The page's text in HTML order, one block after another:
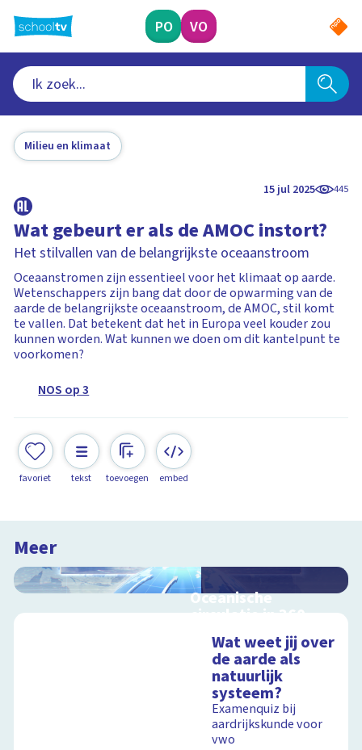
naar
hoofdinhoud
PO VO
Milieu en klimaat
15 jul 2025 445
Wat gebeurt er als de AMOC instort?
Het stilvallen van de belangrijkste oceaanstroom
Oceaanstromen zijn essentieel voor het klimaat op aarde.
Wetenschappers zijn bang dat door de opwarming van de
aarde de belangrijkste oceaanstroom, de AMOC, stil komt
te vallen. Dat betekent dat het in Europa veel kouder zou
kunnen worden. Wat kunnen we doen om dit kantelpunt te
voorkomen?
NOS op 3
favoriet tekst toevoegen embed
Meer
Oceanische
circulatie in 360
graden -
Oceaanstromingen
klimaatverandering
Oceaanstromingen en
klimaatverandering
Wat weet jij over
de aarde als
natuurlijk
systeem?
Examenquiz bij
aardrijkskunde voor
vwo